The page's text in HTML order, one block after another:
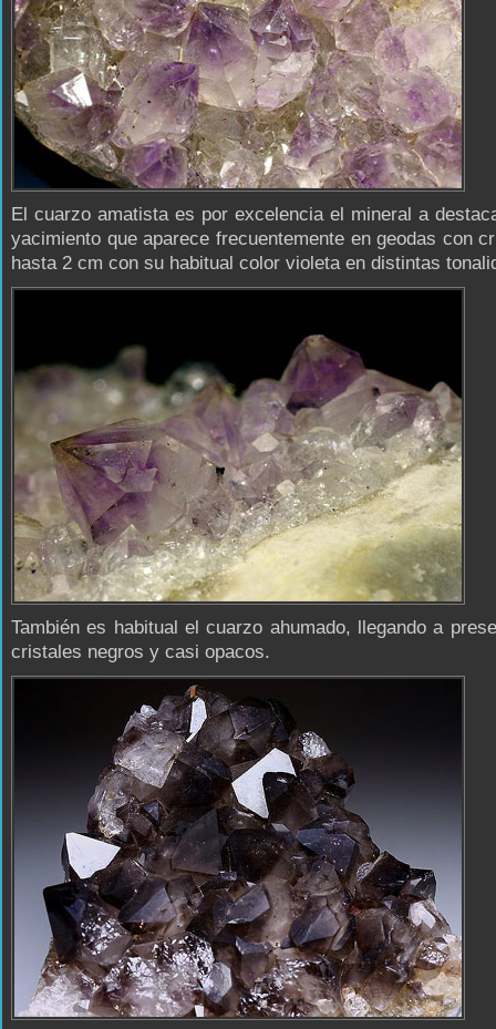
El cuarzo amatista es por excelencia el mineral a
yacimiento que aparece frecuentemente en geodas con
hasta 2 cm con su habitual color violeta en distintas
También es habitual el cuarzo ahumado, llegando a
cristales negros y casi opacos.